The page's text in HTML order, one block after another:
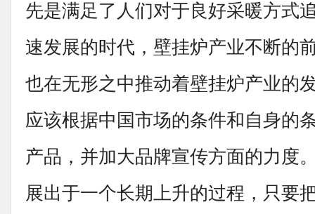
先是满足了人们对于良好采暖方式
速发展的时代，壁挂炉产业不断的
也在无形之中推动着壁挂炉产业的
应该根据中国市场的条件和自身的
产品，并加大品牌宣传方面的力度
展出于一个长期上升的过程，只要